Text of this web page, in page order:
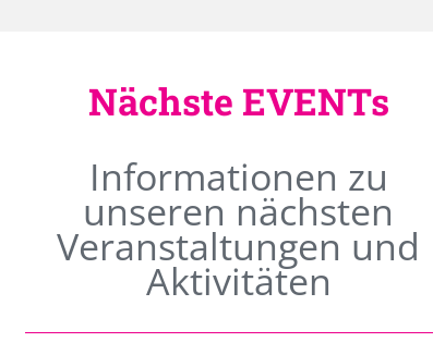
Nächste EVENTs
Informationen zu
unseren nächsten
Veranstaltungen und
Aktivitäten